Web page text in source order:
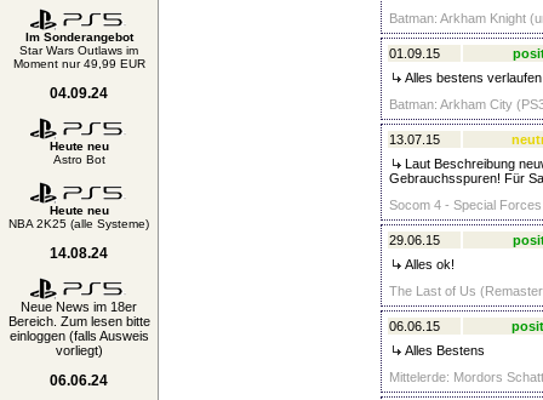
Im Sonderangebot
Star Wars Outlaws im
Moment nur 49,99 EUR
04.09.24
Heute neu
Astro Bot
Heute neu
NBA 2K25 (alle Systeme)
14.08.24
Neue News im 18er
Bereich. Zum lesen bitte
einloggen (falls Ausweis
vorliegt)
06.06.24
Batman: Arkham Knight
01.09.15
Alles bestens
Batman: Arkham City
13.07.15
Laut Beschreibung
Gebrauchsspuren! Für
Socom 4 - Special
29.06.15
Alles ok!
The Last of Us
06.06.15
Alles Bestens
Mittelerde: Mordors